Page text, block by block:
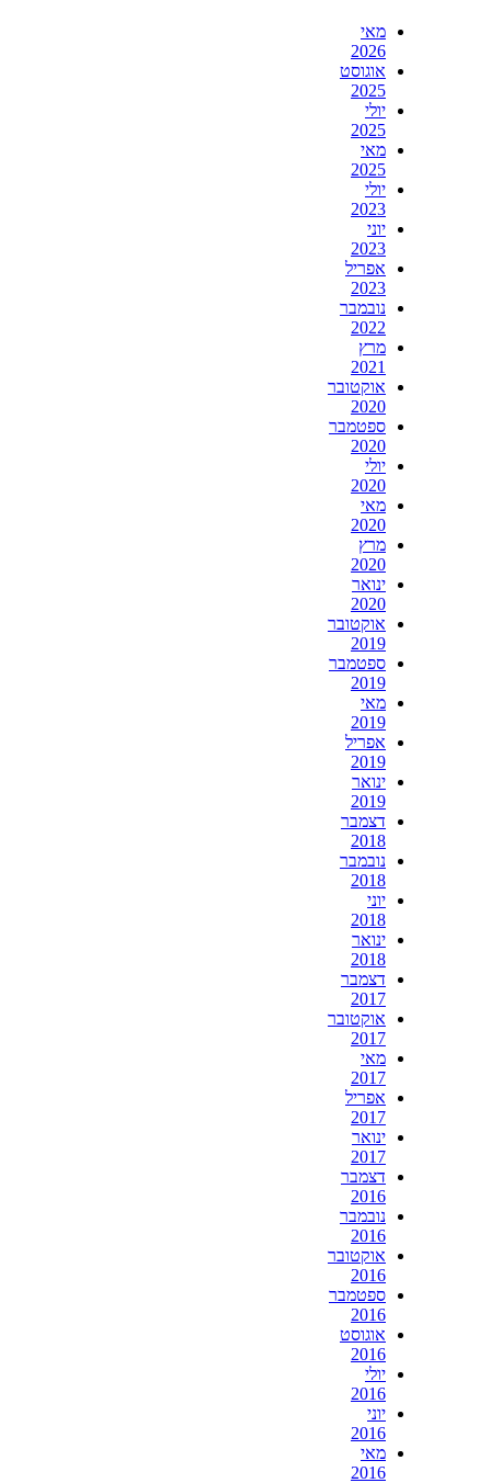
מאי
2026
אוגוסט
2025
יולי
2025
מאי
2025
יולי
2023
יוני
2023
אפריל
2023
נובמבר
2022
מרץ
2021
אוקטובר
2020
ספטמבר
2020
יולי
2020
מאי
2020
מרץ
2020
ינואר
2020
אוקטובר
2019
ספטמבר
2019
מאי
2019
אפריל
2019
ינואר
2019
דצמבר
2018
נובמבר
2018
יוני
2018
ינואר
2018
דצמבר
2017
אוקטובר
2017
מאי
2017
אפריל
2017
ינואר
2017
דצמבר
2016
נובמבר
2016
אוקטובר
2016
ספטמבר
2016
אוגוסט
2016
יולי
2016
יוני
2016
מאי
2016